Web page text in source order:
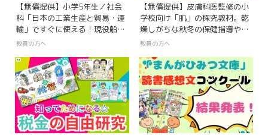
【無償提供】小学5年生／社会
科「日本の工業生産と貿易・運
輸」ですぐに使える！現役船員
の動画と連動した最新副教材
教員の方へ
【無償提供】皮膚科医監修の小
学校向け「肌」の探究教材。乾
燥しがちな秋冬の保健指導や授
業に！
教員の方へ